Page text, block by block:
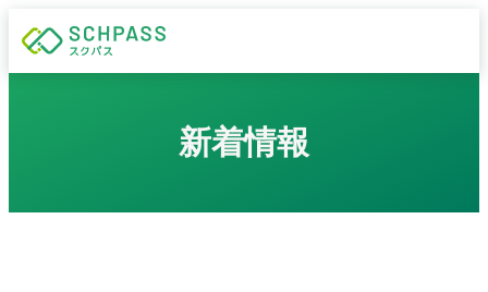
新着情報